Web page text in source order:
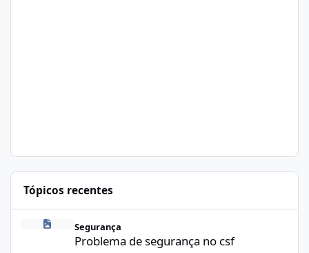
Tópicos recentes
Problema de segurança no csf
Segurança
Problema de segurança no csf